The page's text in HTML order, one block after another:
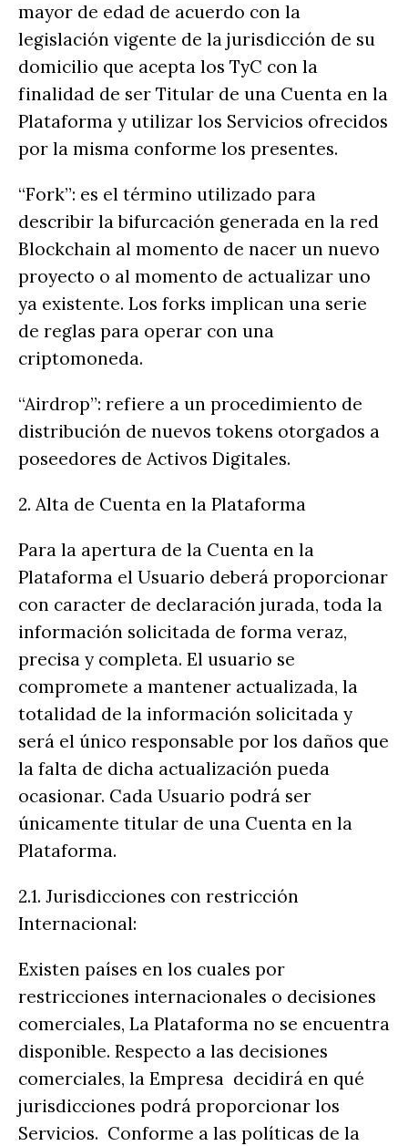
mayor de edad de acuerdo con la
legislación vigente de la jurisdicción de su
domicilio que acepta los TyC con la
finalidad de ser Titular de una Cuenta en la
Plataforma y utilizar los Servicios ofrecidos
por la misma conforme los presentes.
“Fork”: es el término utilizado para
describir la bifurcación generada en la red
Blockchain al momento de nacer un nuevo
proyecto o al momento de actualizar uno
ya existente. Los forks implican una serie
de reglas para operar con una
criptomoneda.
“Airdrop”: refiere a un procedimiento de
distribución de nuevos tokens otorgados a
poseedores de Activos Digitales.
2. Alta de Cuenta en la Plataforma
Para la apertura de la Cuenta en la
Plataforma el Usuario deberá proporcionar
con caracter de declaración jurada, toda la
información solicitada de forma veraz,
precisa y completa. El usuario se
compromete a mantener actualizada, la
totalidad de la información solicitada y
será el único responsable por los daños que
la falta de dicha actualización pueda
ocasionar. Cada Usuario podrá ser
únicamente titular de una Cuenta en la
Plataforma.
2.1. Jurisdicciones con restricción
Internacional:
Existen países en los cuales por
restricciones internacionales o decisiones
comerciales, La Plataforma no se encuentra
disponible. Respecto a las decisiones
comerciales, la Empresa decidirá en qué
jurisdicciones podrá proporcionar los
Servicios. Conforme a las políticas de la